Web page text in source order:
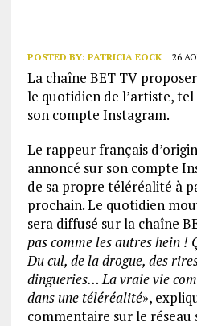
POSTED BY: PATRICIA EOCK 26
La chaîne BET TV
le quotidien de l’artiste, tel
son compte Instagram.
Le rappeur français
annoncé sur son compte
de sa propre téléréalité à
prochain. Le quotidien
sera diffusé sur la chaîne
pas comme les autres hein !
Du cul, de la drogue, des
dingueries… La vraie vie
dans une téléréalité»,
commentaire sur le réseau